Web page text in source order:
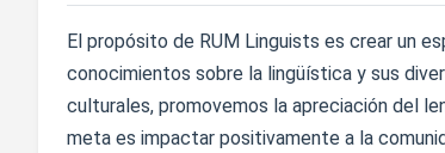
El propósito de RUM Linguists es crear un
conocimientos sobre la lingüística y sus
culturales, promovemos la apreciación del
meta es impactar positivamente a la